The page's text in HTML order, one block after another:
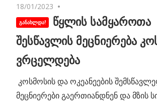
18/01/2023
წყლის სამყაროთა
შესწავლის მეცნიერება
ვრცელდება
კოსმოსის და ოკეანეების
მეცნიერები გაერთიანდნენ და მზის